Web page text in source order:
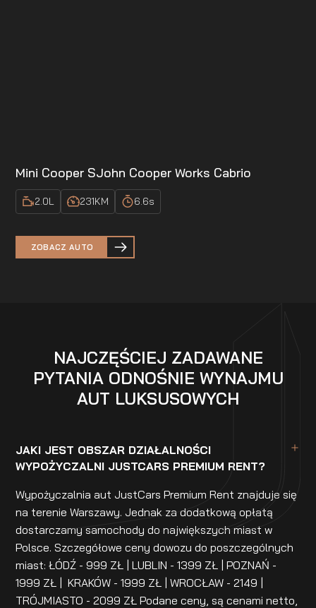
Mini Cooper SJohn Cooper Works Cabrio
2.0L 231KM 6.6s
ZOBACZ AUTO
NAJCZĘŚCIEJ ZADAWANE
PYTANIA ODNOŚNIE WYNAJMU
AUT LUKSUSOWYCH
JAKI JEST OBSZAR DZIAŁALNOŚCI
WYPOŻYCZALNI JUSTCARS PREMIUM RENT?
Wypożyczalnia aut JustCars Premium Rent znajduje się
na terenie Warszawy. Jednak za dodatkową opłatą
dostarczamy samochody do największych miast w
Polsce. Szczegółowe ceny dowozu do poszczególnych
miast: ŁÓDŹ - 999 ZŁ | LUBLIN - 1399 ZŁ | POZNAŃ -
1999 ZŁ | KRAKÓW - 1999 ZŁ | WROCŁAW - 2149 |
TRÓJMIASTO - 2099 ZŁ Podane ceny, są cenami netto,